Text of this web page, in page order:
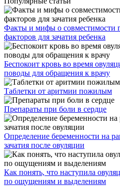
Факты и мифы о совместимости
факторов для зачатия ребенка
Беспокоит кровь во время
поводы для обращения к врачу
Таблетки от аритмии пожилым
Препараты при боли в сердце
Определение беременности на
зачатия после овуляции
Как понять, что наступила
по ощущениям и выделениям